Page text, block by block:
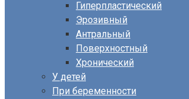
Гиперпластический
Эрозивный
Антральный
Поверхностный
Хронический
У детей
При беременности